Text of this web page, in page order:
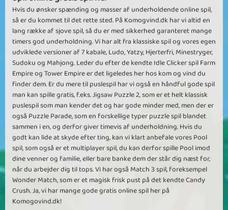
Hvis du ønsker spænding og masser af underholdende online spil,
så er du kommet til det rette sted. På Komogvind.dk har vi altid en
lang række af sjove spil, så du er med sikkerhed garanteret mange
timers god underholdning. Vi har alt fra klassiske spil og vores egen
udviklede versioner af 7 kabale, Ludo, Yatzy, Hjerterfri, Minestryger,
Sudoku og Mahjong. Leder du efter de kendte Idle Clicker spil Farm
Empire og Tower Empire er det ligeledes her hos kom og vind du
finder dem. Er du mere til puslespil har vi også en håndful gode spil
man kan spille gratis, f.eks. Jigsaw Puzzle 2, som er et helt klassisk
puslespil som man kender det og har gode minder med, men der er
også Puzzle Parade, som en forskellige typer puzzle spil blandet
sammen i en, og derfor giver timevis af underholdning. Hvis du
godt kan lide at skyde efter ting, kan vi klart anbefale vores Pool
spil, som også er et multiplayer spil, du kan derfor spille Pool imod
dine venner og familie, eller bare banke dem der står dig næst for,
når du arbejder dig til tops. Vi har også Match 3 spil, foreksempel
Wonder Match, som er et magisk frisk pust på det kendte Candy
Crush. Ja, vi har mange gode gratis online spil her på
Komogovind.dk!